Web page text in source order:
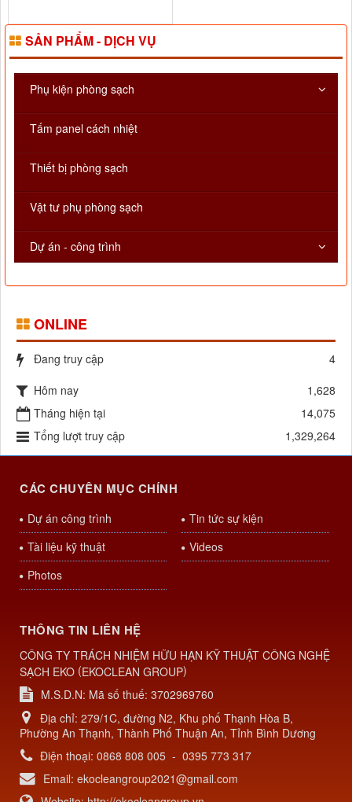
SẢN PHẨM - DỊCH VỤ
Phụ kiện phòng sạch
Tấm panel cách nhiệt
Thiết bị phòng sạch
Vật tư phụ phòng sạch
Dự án - công trình
ONLINE
Đang truy cập
4
Hôm nay
1,628
Tháng hiện tại
14,075
Tổng lượt truy cập
1,329,264
CÁC CHUYÊN MỤC CHÍNH
Dự án công trình
Tin tức sự kiện
Tài liệu kỹ thuật
Videos
Photos
THÔNG TIN LIÊN HỆ
CÔNG TY TRÁCH NHIỆM HỮU HẠN KỸ THUẬT CÔNG NGHỆ
SẠCH EKO (EKOCLEAN GROUP)
M.S.D.N: Mã số thuế: 3702969760
Địa chỉ: 279/1C, đường N2, Khu phố Thạnh Hòa B,
Phường An Thạnh, Thành Phố Thuận An, Tỉnh Bình Dương
Điện thoại: 0868 808 005 - 0395 773 317
Email: ekocleangroup2021@gmail.com